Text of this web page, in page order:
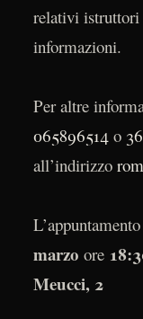
relativi istruttori
informazioni.
Per altre
065896514o
all’indirizzo
marzoore
Meucci, 2